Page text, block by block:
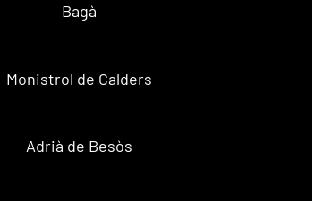
Bagà
Monistrol de Calders
Adrià de Besòs